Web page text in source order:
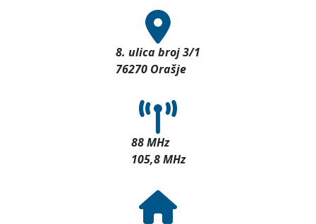
8. ulica broj 3/1
76270 Orašje
88 MHz
105,8 MHz